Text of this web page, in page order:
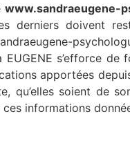
www.sandraeugene-
derniers doivent
EUGENE s’efforce
apportées
qu’elles soient de
ces informations